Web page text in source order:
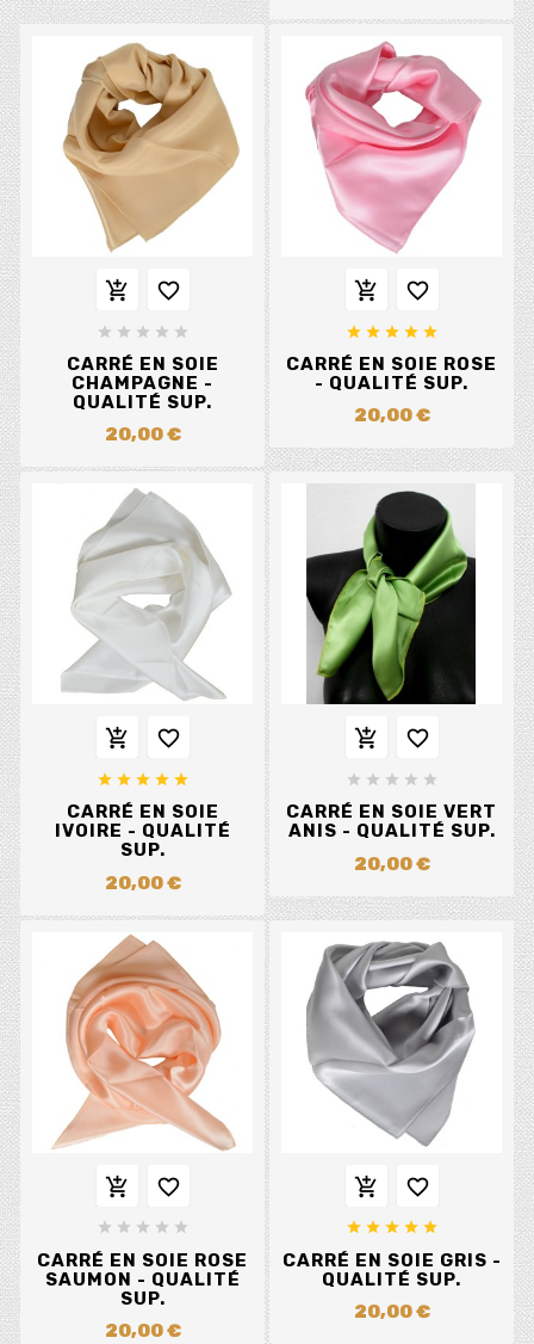
 
    
CARRÉ EN SOIE
CHAMPAGNE -
QUALITÉ SUP.
20,00 €
 
    
CARRÉ EN SOIE ROSE
- QUALITÉ SUP.
20,00 €
 
    
CARRÉ EN SOIE
IVOIRE - QUALITÉ
SUP.
20,00 €
 
    
CARRÉ EN SOIE VERT
ANIS - QUALITÉ SUP.
20,00 €
 
    
CARRÉ EN SOIE ROSE
SAUMON - QUALITÉ
SUP.
20,00 €
 
    
CARRÉ EN SOIE GRIS -
QUALITÉ SUP.
20,00 €